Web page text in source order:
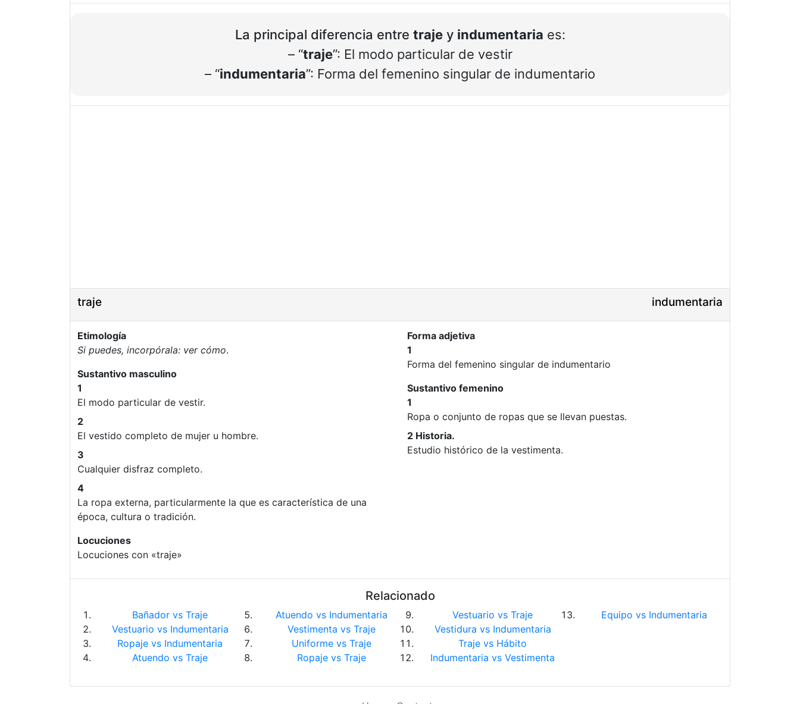
La principal diferencia entre trajey indumentaria es:
– “traje”: El modo particular de vestir
– “indumentaria”: Forma del femenino singular de indumentario
traje indumentaria
Etimología
Si puedes, incorpórala: ver cómo.
Sustantivo masculino
1
El modo particular de vestir.
2
El vestido completo de mujer u hombre.
3
Cualquier disfraz completo.
4
La ropa externa, particularmente la que es característica de una
época, cultura o tradición.
Locuciones
Locuciones con «traje»
Forma adjetiva
1
Forma del femenino singular de indumentario
Sustantivo femenino
1
Ropa o conjunto de ropas que se llevan puestas.
2 Historia.
Estudio histórico de la vestimenta.
Relacionado
Bañador vs Traje
Vestuario vs Indumentaria
Ropaje vs Indumentaria
Atuendo vs Traje
Atuendo vs Indumentaria
Vestimenta vs Traje
Uniforme vs Traje
Ropaje vs Traje
Vestuario vs Traje
Vestidura vs Indumentaria
Traje vs Hábito
Indumentaria vs Vestimenta
Equipo vs Indumentaria